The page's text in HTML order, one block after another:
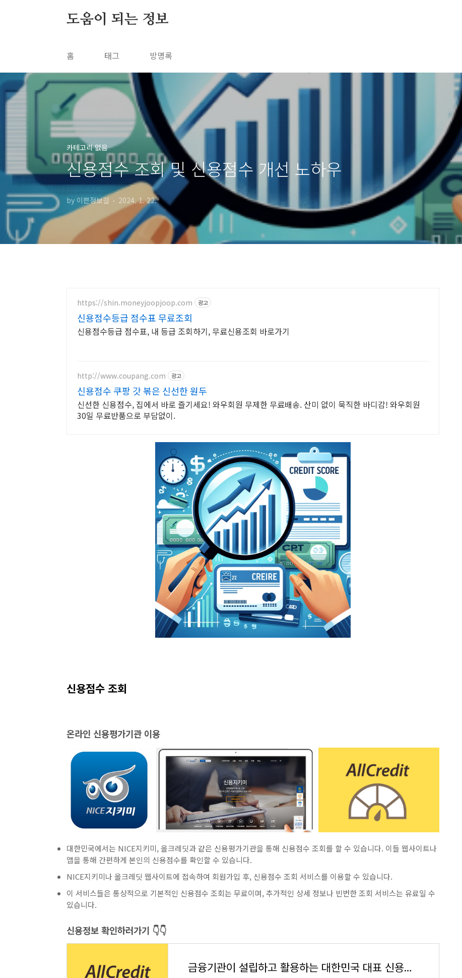
도움이 되는 정보
홈 태그 방명록
카테고리 없음
신용점수 조회 및 신용점수 개선 노하우
by 이쁜정보걸 2024. 1. 22.
https://shin.moneyjoopjoop.com 광고
신용점수등급 점수표 무료조회
신용점수등급 점수표, 내 등급 조회하기, 무료신용조회 바로가기
http://www.coupang.com 광고
신용점수 쿠팡 갓 볶은 신선한 원두
신선한 신용점수, 집에서 바로 즐기세요! 와우회원 무제한 무료배송. 산미 없이 묵직한 바디감! 와우회원
30일 무료반품으로 부담없이.
신용점수 조회
온라인 신용평가기관 이용
대한민국에서는 NICE지키미, 올크레딧과 같은 신용평가기관을 통해 신용점수 조회를 할 수 있습니다. 이들 웹사이트나
앱을 통해 간편하게 본인의 신용점수를 확인할 수 있습니다.
NICE지키미나 올크레딧 웹사이트에 접속하여 회원가입 후, 신용점수 조회 서비스를 이용할 수 있습니다.
이 서비스들은 통상적으로 기본적인 신용점수 조회는 무료이며, 추가적인 상세 정보나 빈번한 조회 서비스는 유료일 수
있습니다.
신용정보 확인하러가기 👇👇
금융기관이 설립하고 활용하는 대한민국 대표 신용정보 올크레딧